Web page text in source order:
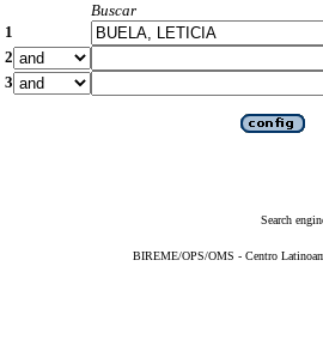
Buscar
1
2
3
Search
BIREME/OPS/OMS - Centro